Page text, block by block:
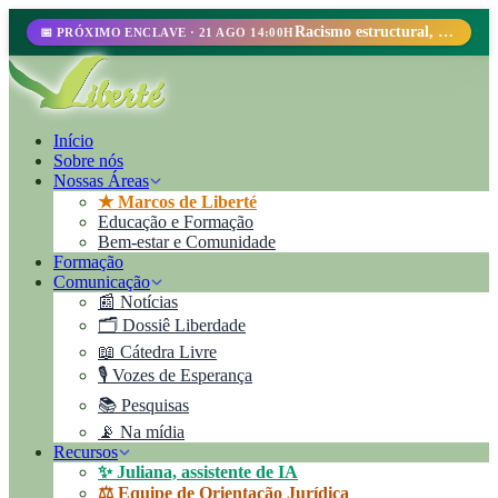
📅 PRÓXIMO ENCLAVE · 21 AGO 14:00H Racismo estructural, perfilamiento racial y abolicionismo carcelario.
Início
Sobre nós
Nossas Áreas
★ Marcos de Liberté
Educação e Formação
Bem-estar e Comunidade
Formação
Comunicação
📰 Notícias
🗂️ Dossiê Liberdade
📖 Cátedra Livre
🎙️ Vozes de Esperança
📚 Pesquisas
📡 Na mídia
Recursos
✨ Juliana, assistente de IA
⚖️ Equipe de Orientação Jurídica